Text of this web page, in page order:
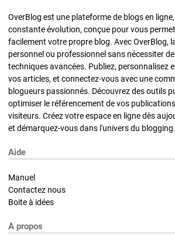
OverBlog est une plateforme de blogs en
constante évolution, conçue pour vous
facilement votre propre blog. Avec OverBlog,
personnel ou professionnel sans nécessiter
techniques avancées. Publiez, personnalisez
vos articles, et connectez-vous avec une
blogueurs passionnés. Découvrez des outils
optimiser le référencement de vos
visiteurs. Créez votre espace en ligne dès
et démarquez-vous dans l'univers du blogging.
Aide
Manuel
Contactez nous
Boite à idées
A propos